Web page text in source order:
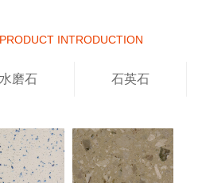
PRODUCT INTRODUCTION
水磨石 石英石